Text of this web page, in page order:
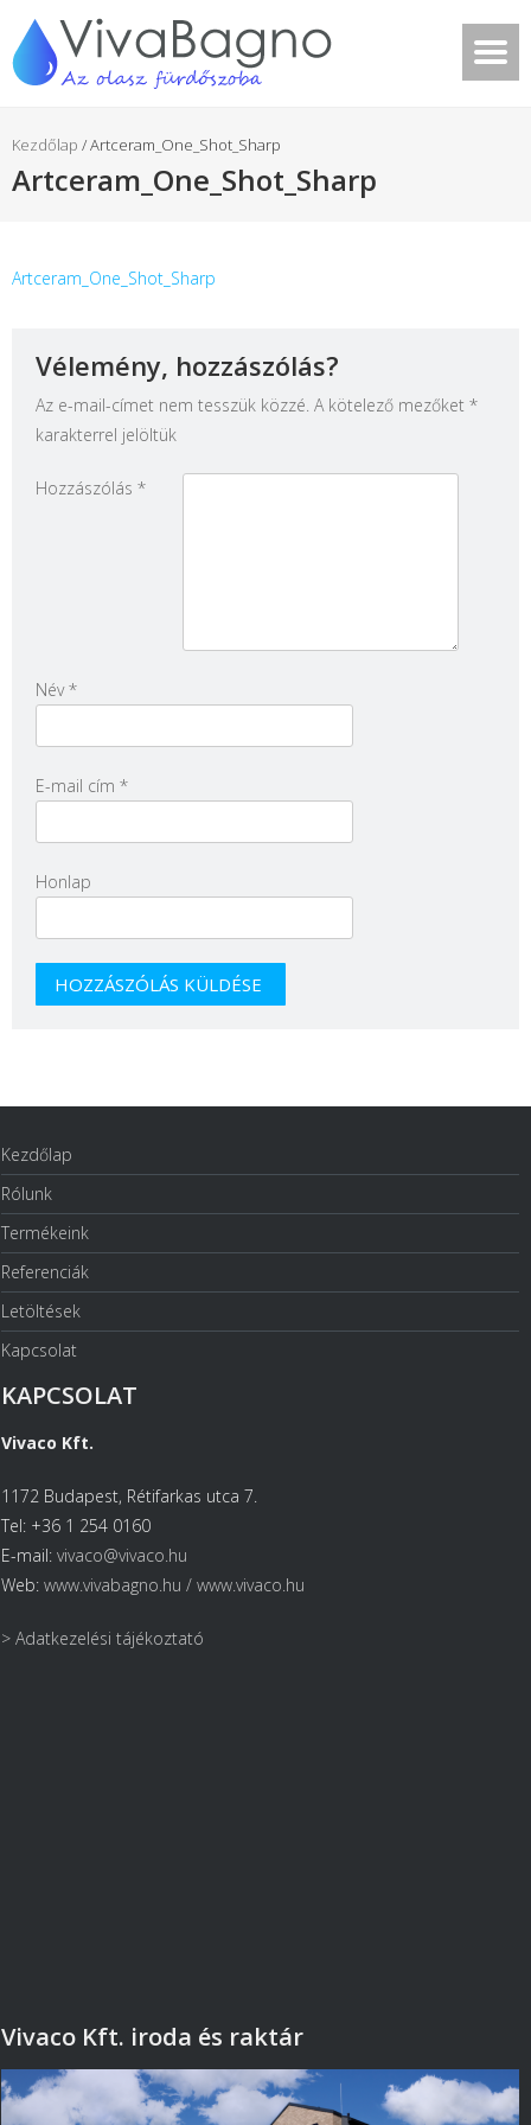
Kezdőlap /Artceram_One_Shot_Sharp
Artceram_One_Shot_Sharp
Artceram_One_Shot_Sharp
Vélemény, hozzászólás?
Az e-mail-címet nem tesszük közzé. A kötelező mezőket *
karakterrel jelöltük
Hozzászólás *
Név*
E-mail cím *
Honlap
Kezdőlap
Rólunk
Termékeink
Referenciák
Letöltések
Kapcsolat
KAPCSOLAT
Vivaco Kft.
1172 Budapest, Rétifarkas utca 7.
Tel: +36 1 254 0160
E-mail:vivaco@vivaco.hu
Web:www.vivabagno.hu /www.vivaco.hu
> Adatkezelési tájékoztató
Vivaco Kft. iroda és raktár